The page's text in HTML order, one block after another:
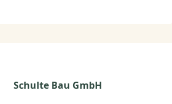
Schulte Bau GmbH